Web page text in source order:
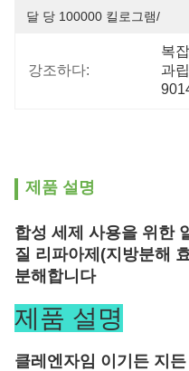
달 당 100000 킬로그램/
강조하다:
복
과
제품 설명
합성 세제 사용을 위한
질 리파아제(지방분해
분해합니다
제품 설명
클레엔자임 이기든 지